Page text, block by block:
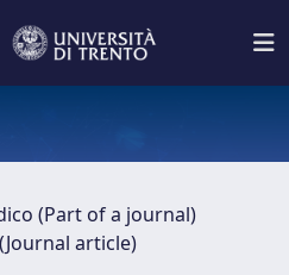
(Part of a journal)
article)